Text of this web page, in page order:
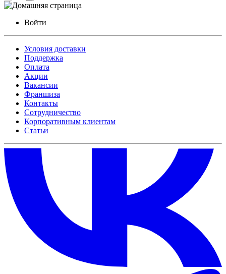
Войти
Условия доставки
Поддержка
Оплата
Акции
Вакансии
Франшиза
Контакты
Сотрудничество
Корпоративным клиентам
Статьи